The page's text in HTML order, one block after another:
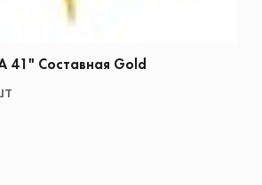
41" Составная Gold